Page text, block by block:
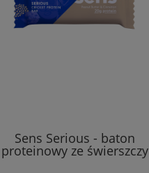
Sens Serious - baton
proteinowy ze świerszczy
pasta orzechowa i cynamon